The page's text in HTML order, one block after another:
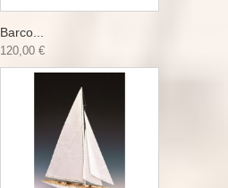
Barco...
120,00 €